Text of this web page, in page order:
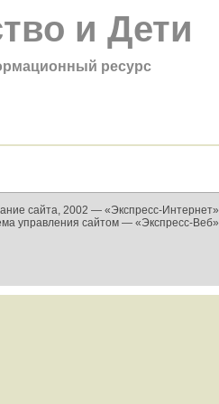
и Дети
ресурс
сайта, 2002 — «Экспресс-Интернет»
управления сайтом — «Экспресс-Веб»